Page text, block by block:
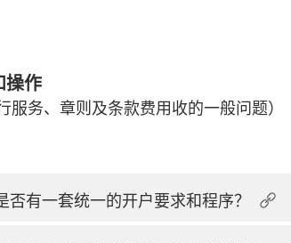
操作
服务、章则及条款费用收的一般问题）
否有一套统一的开户要求和程序？